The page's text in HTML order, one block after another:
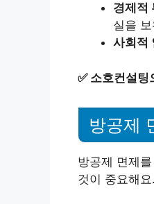
경제적
실을
사회적
✅ 소호컨설팅
방공제
방공제 면제
것이 중요해요.